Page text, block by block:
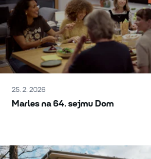
25. 2. 2026
Marles na 64. sejmu Dom